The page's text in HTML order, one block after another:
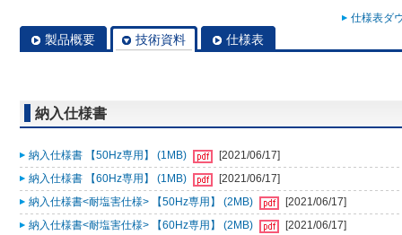
仕様表ダ
製品概要 技術資料 仕様表
納入仕様書
納入仕様書 【50Hz専用】 (1MB)
[2021/06/17]
納入仕様書 【60Hz専用】 (1MB)
[2021/06/17]
納入仕様書<耐塩害仕様> 【50Hz専用】 (2MB)
[2021/06/17]
納入仕様書<耐塩害仕様> 【60Hz専用】 (2MB)
[2021/06/17]